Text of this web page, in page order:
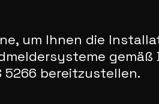
um Ihnen die
gemäß
5266 bereitzustellen.